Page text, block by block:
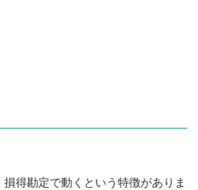
得勘定で動くという特徴がありま